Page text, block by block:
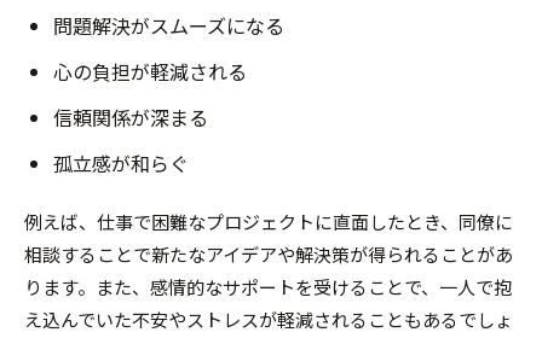
問題解決がスムーズになる
心の負担が軽減される
信頼関係が深まる
孤立感が和らぐ
例えば、仕事で困難なプロジェクトに直面したとき、同僚に
相談することで新たなアイデアや解決策が得られることがあ
ります。また、感情的なサポートを受けることで、一人で抱
え込んでいた不安やストレスが軽減されることもあるでしょ